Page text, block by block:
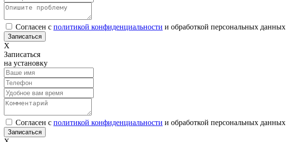
Согласен с политикой конфиденциальности и обработкой персональных данных
Х
Записаться
на установку
Согласен с политикой конфиденциальности и обработкой персональных данных